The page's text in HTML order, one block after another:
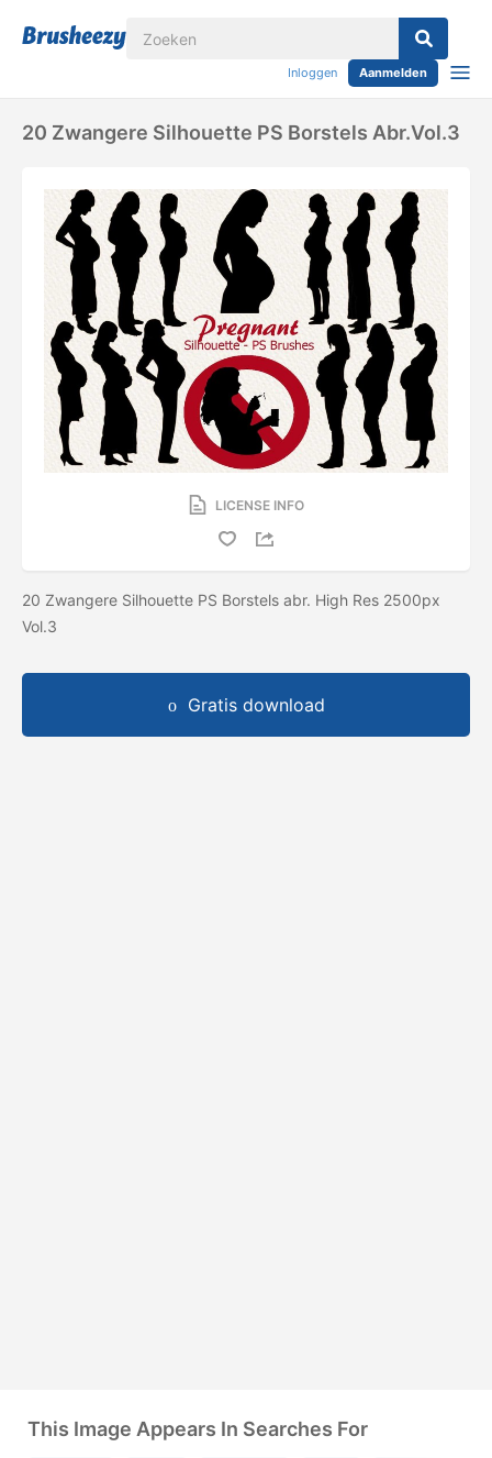
Inloggen Aanmelden
20 Zwangere Silhouette PS Borstels Abr.Vol.3
LICENSE INFO
20 Zwangere Silhouette PS Borstels abr. High Res 2500px
Vol.3
Gratis download
This Image Appears In Searches For